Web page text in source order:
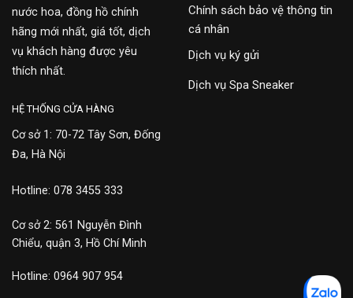
nước hoa, đồng hồ chính
hãng mới nhất, giá tốt, dịch
vụ khách hàng được yêu
thích nhất.
Chính sách bảo vệ thông tin
cá nhân
Dịch vụ ký gửi
Dịch vụ Spa Sneaker
HỆ THỐNG CỬA HÀNG
Cơ sở 1: 70-72 Tây Sơn, Đống
Đa, Hà Nội
Hotline: 078 3455 333
Cơ sở 2: 561 Nguyễn Đình
Chiểu, quận 3, Hồ Chí Minh
Hotline: 0964 907 954